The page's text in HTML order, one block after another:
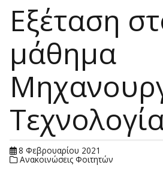
Εξέταση
μάθημα
Τεχνολογία
8 Φεβρουαρίου 2021
Ανακοινώσεις Φοιτητών